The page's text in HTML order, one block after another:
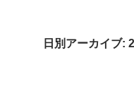
日別アーカイブ: